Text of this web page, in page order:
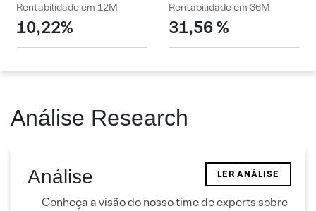
Rentabilidade em 12M
10,22%
Rentabilidade em 36M
31,56 %
Análise Research
Análise
Conheça a visão do nosso time de experts sobre
LER ANÁLISE